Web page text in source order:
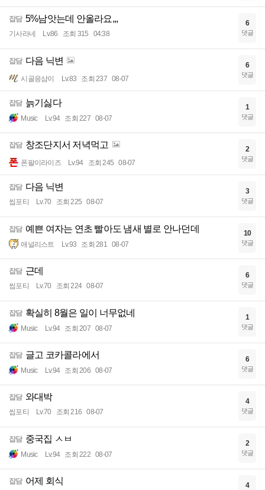
잡담 5%남앗는데 안올라요,,,
기사라네 Lv.86 조회 315 04:38
6
댓글
잡담 다음 닉변
시골응삼이 Lv.83 조회 237 08-07
6
댓글
잡담 늙기싫다
Music Lv.94 조회 227 08-07
1
댓글
잡담 창조단지서 저녁먹고
폰팔이라이즈 Lv.94 조회 245 08-07
2
댓글
잡담 다음 닉변
씹포티 Lv.70 조회 225 08-07
3
댓글
잡담 예쁜 여자는 연초 빨아도 냄새 별로 안나던데
애널리스트 Lv.93 조회 281 08-07
10
댓글
잡담 근데
씹포티 Lv.70 조회 224 08-07
6
댓글
잡담 확실히 8월은 일이 너무없네
Music Lv.94 조회 207 08-07
1
댓글
잡담 글고 코카콜라에서
Music Lv.94 조회 206 08-07
6
댓글
잡담 와대박
씹포티 Lv.70 조회 216 08-07
4
댓글
잡담 중국집 ㅅㅂ
Music Lv.94 조회 222 08-07
2
댓글
잡담 어제 회식 4